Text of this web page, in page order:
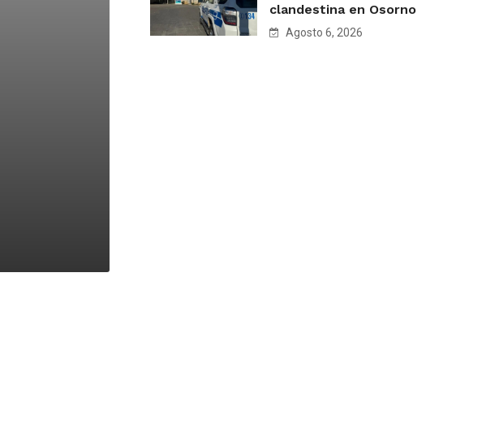
clandestina en Osorno
Agosto 6, 2026